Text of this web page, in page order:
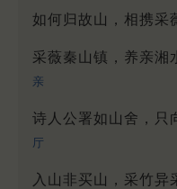
如何归故山，相携采
采薇秦山镇，养亲湘
亲
诗人公署如山舍，只
厅
入山非买山，采竹异